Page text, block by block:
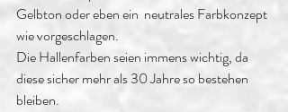
Gelbton oder eben ein  neutrales Farbkonzept
wie vorgeschlagen.
Die Hallenfarben seien immens wichtig, da
diese sicher mehr als 30 Jahre so bestehen
bleiben.